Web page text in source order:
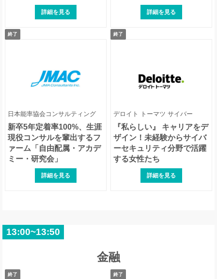
詳細を見る 詳細を見る
終了
日本能率協会コンサルティング
新卒5年定着率100%、生涯
現役コンサルを輩出するフ
ァーム「自由配属・アカデ
ミー・研究会」
詳細を見る
終了
デロイト トーマツ サイバー
『私らしい』 キャリアをデ
ザイン！未経験からサイバ
ーセキュリティ分野で活躍
する女性たち
詳細を見る
13:00~13:50
金融
終了 終了